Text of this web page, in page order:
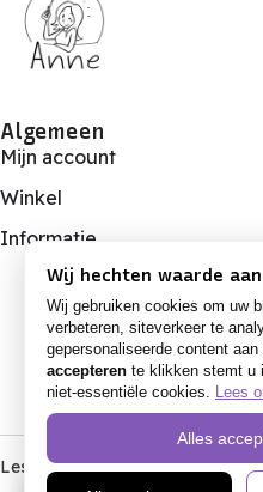
Algemeen
Mijn account
Winkel
Informatie
Les van Anne ©️2025, alle
Wij hechten waarde
Wij gebruiken cookies om uw
verbeteren, siteverkeer te
gepersonaliseerde content
accepteren te klikken stemt u
niet-essentiële cookies. Lees
Alles